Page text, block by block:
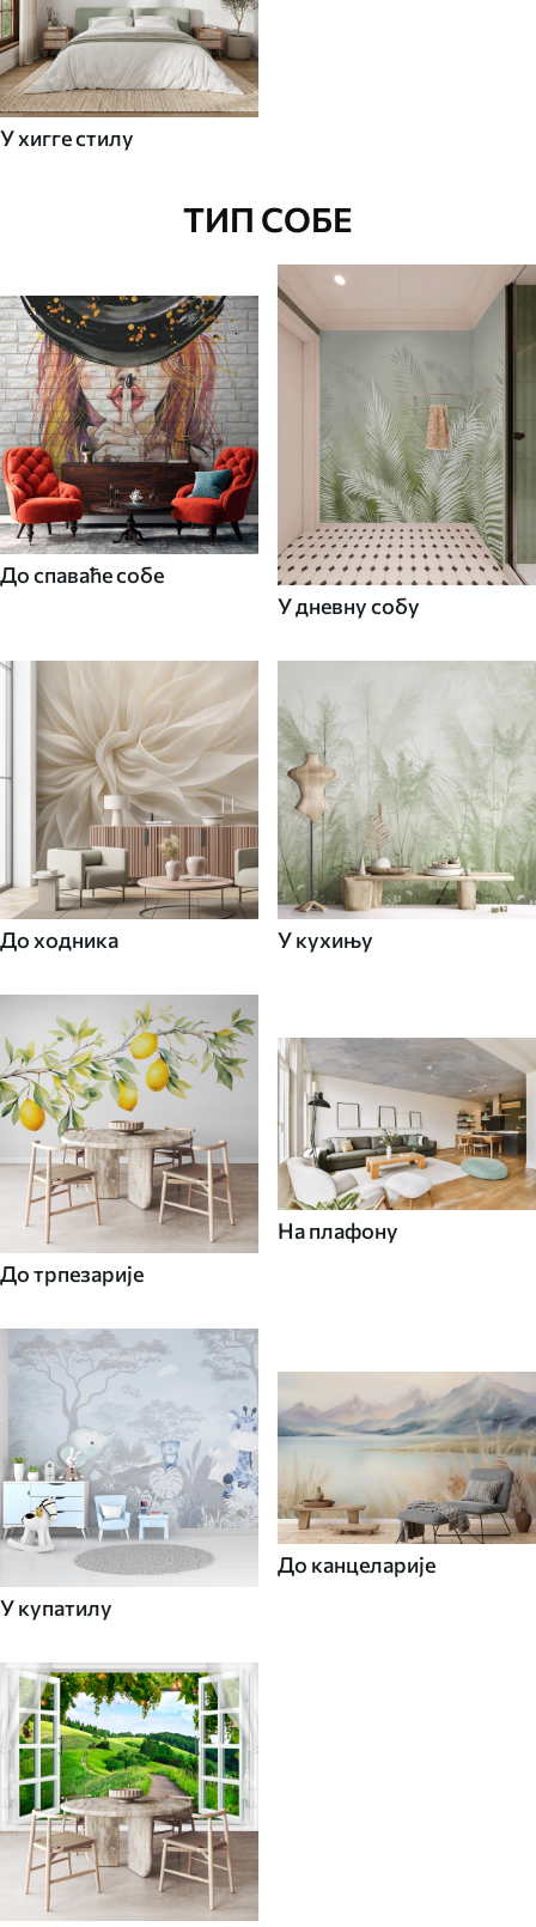
У хигге стилу
ТИП СОБЕ
До спаваће собе
У дневну собу
До ходника У кухињу
До трпезарије
На плафону
У купатилу
До канцеларије